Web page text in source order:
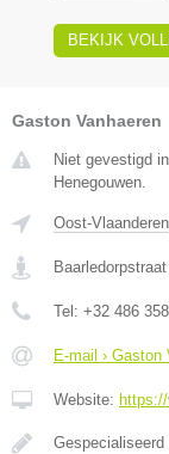
BEKIJK
Gaston Vanhaeren
Niet gevestigd
Henegouwen.
Oost-Vlaanderen
Tel: +32 486
E-mail › Gaston
Website:
Gespecialiseerd